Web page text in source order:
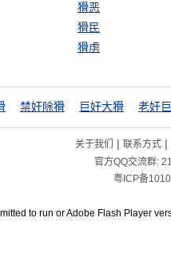
猾恶
猾民
猾虏
禁奸除猾 巨奸大猾 老奸
关于我们 | 联系方式|
官方QQ交流群:
粤ICP备
to run or Adobe Flash Player